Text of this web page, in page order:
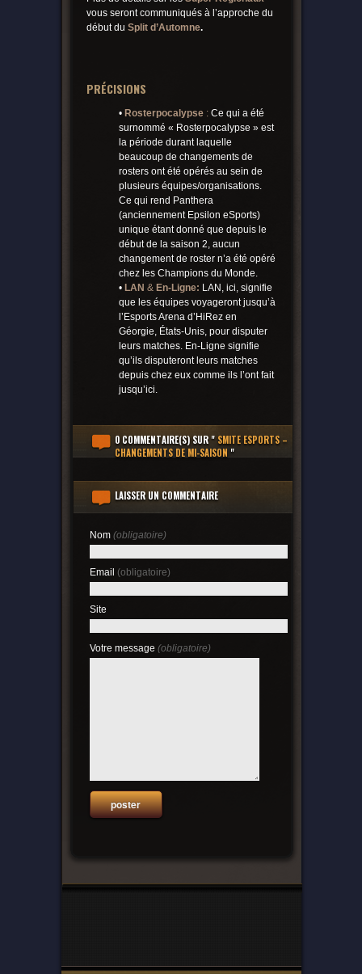
vous seront communiqués à l’approche du
début du Split d’Automne.
PRÉCISIONS
•Rosterpocalypse :Ce qui a été
surnommé « Rosterpocalypse » est
la période durant laquelle
beaucoup de changements de
rosters ont été opérés au sein de
plusieurs équipes/organisations.
Ce qui rend Panthera
(anciennement Epsilon eSports)
unique étant donné que depuis le
début de la saison 2, aucun
changement de roster n’a été opéré
chez les Champions du Monde.
• LAN & En-Ligne: LAN, ici, signifie
que les équipes voyageront jusqu’à
l’Esports Arena d’HiRez en
Géorgie, États-Unis, pour disputer
leurs matches. En-Ligne signifie
qu’ils disputeront leurs matches
depuis chez eux comme ils l’ont fait
jusqu’ici.
0 COMMENTAIRE(S)SUR " SMITE ESPORTS –
CHANGEMENTS DE MI-SAISON "
LAISSER UN COMMENTAIRE
Nom (obligatoire)
Email (obligatoire)
Site
Votre message (obligatoire)